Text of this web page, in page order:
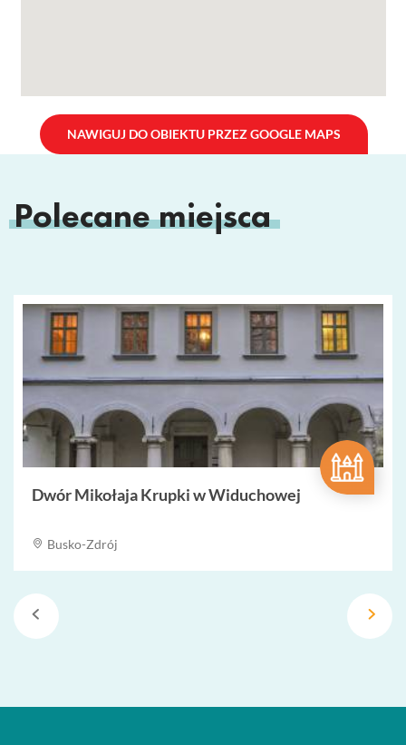
NAWIGUJ DO OBIEKTU PRZEZ GOOGLE MAPS
Polecane miejsca
Dwór Mikołaja Krupki w Widuchowej
Busko-Zdrój